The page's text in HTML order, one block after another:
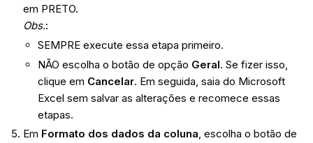
em PRETO.
Obs.:
SEMPRE execute essa etapa primeiro.
NÃO escolha o botão de opção Geral. Se fizer isso,
clique em Cancelar. Em seguida, saia do Microsoft
Excel sem salvar as alterações e recomece essas
etapas.
Em Formato dos dados da coluna, escolha o botão de